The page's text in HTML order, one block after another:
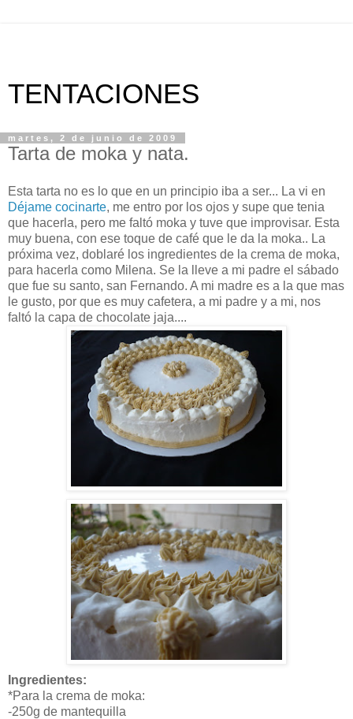
TENTACIONES
martes, 2 de junio de 2009
Tarta de moka y nata.
Esta tarta no es lo que en un principio iba a ser... La vi en
Déjame cocinarte, me entro por los ojos y supe que tenia
que hacerla, pero me faltó moka y tuve que improvisar. Esta
muy buena, con ese toque de café que le da la moka.. La
próxima vez, doblaré los ingredientes de la crema de moka,
para hacerla como Milena. Se la lleve a mi padre el sábado
que fue su santo, san Fernando. A mi madre es a la que mas
le gusto, por que es muy cafetera, a mi padre y a mi, nos
faltó la capa de chocolate jaja....
Ingredientes:
*Para la crema de moka:
-250g de mantequilla